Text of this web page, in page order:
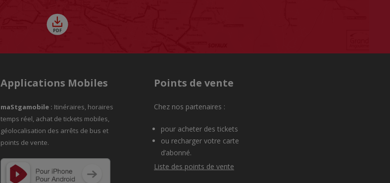
Applications Mobiles
maStgamobile : Itinéraires, horaires
temps réel, achat de tickets mobiles,
géolocalisation des arrêts de bus et
points de vente.
Points de vente
Chez nos partenaires :
pour acheter des tickets
ou recharger votre carte
d’abonné.
Liste des points de vente